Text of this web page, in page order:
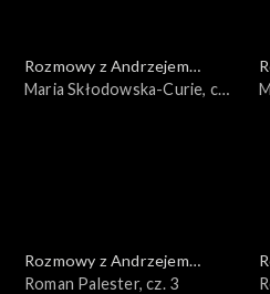
Rozmowy z Andrzejem
Doboszem
Maria Skłodowska-Curie, cz.
Rozmowy z Andrzejem
Doboszem
Roman Palester, cz. 3